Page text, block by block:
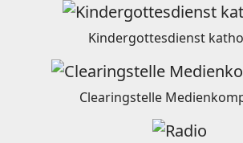
Kindergottesdienst
Clearingstelle